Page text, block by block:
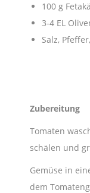
100 g
3-4 EL
Salz,
Zubereitung
Tomaten
schälen und
Gemüse in
dem